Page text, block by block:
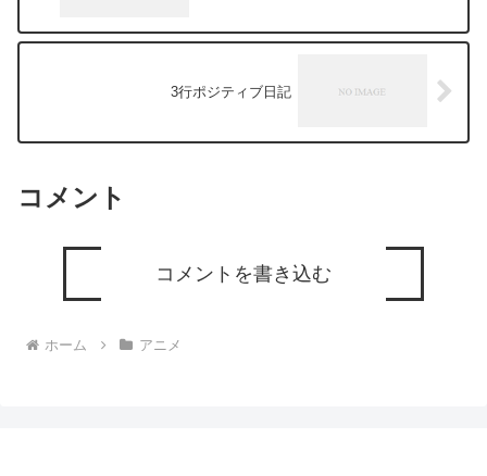
3行ポジティブ日記
コメント
コメントを書き込む
ホーム アニメ